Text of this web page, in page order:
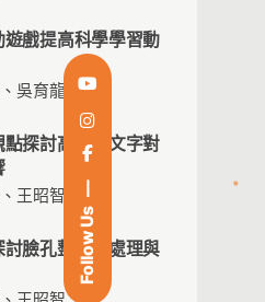
Follow Us
戲提高科學學習動
吳育龍
探討高低頻文字對
王昭智
臉孔整體性處理與